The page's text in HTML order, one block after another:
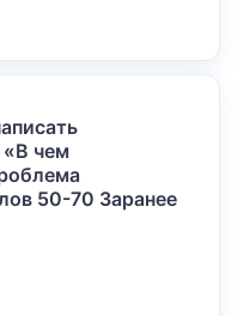
«В чем
50-70 Заранее